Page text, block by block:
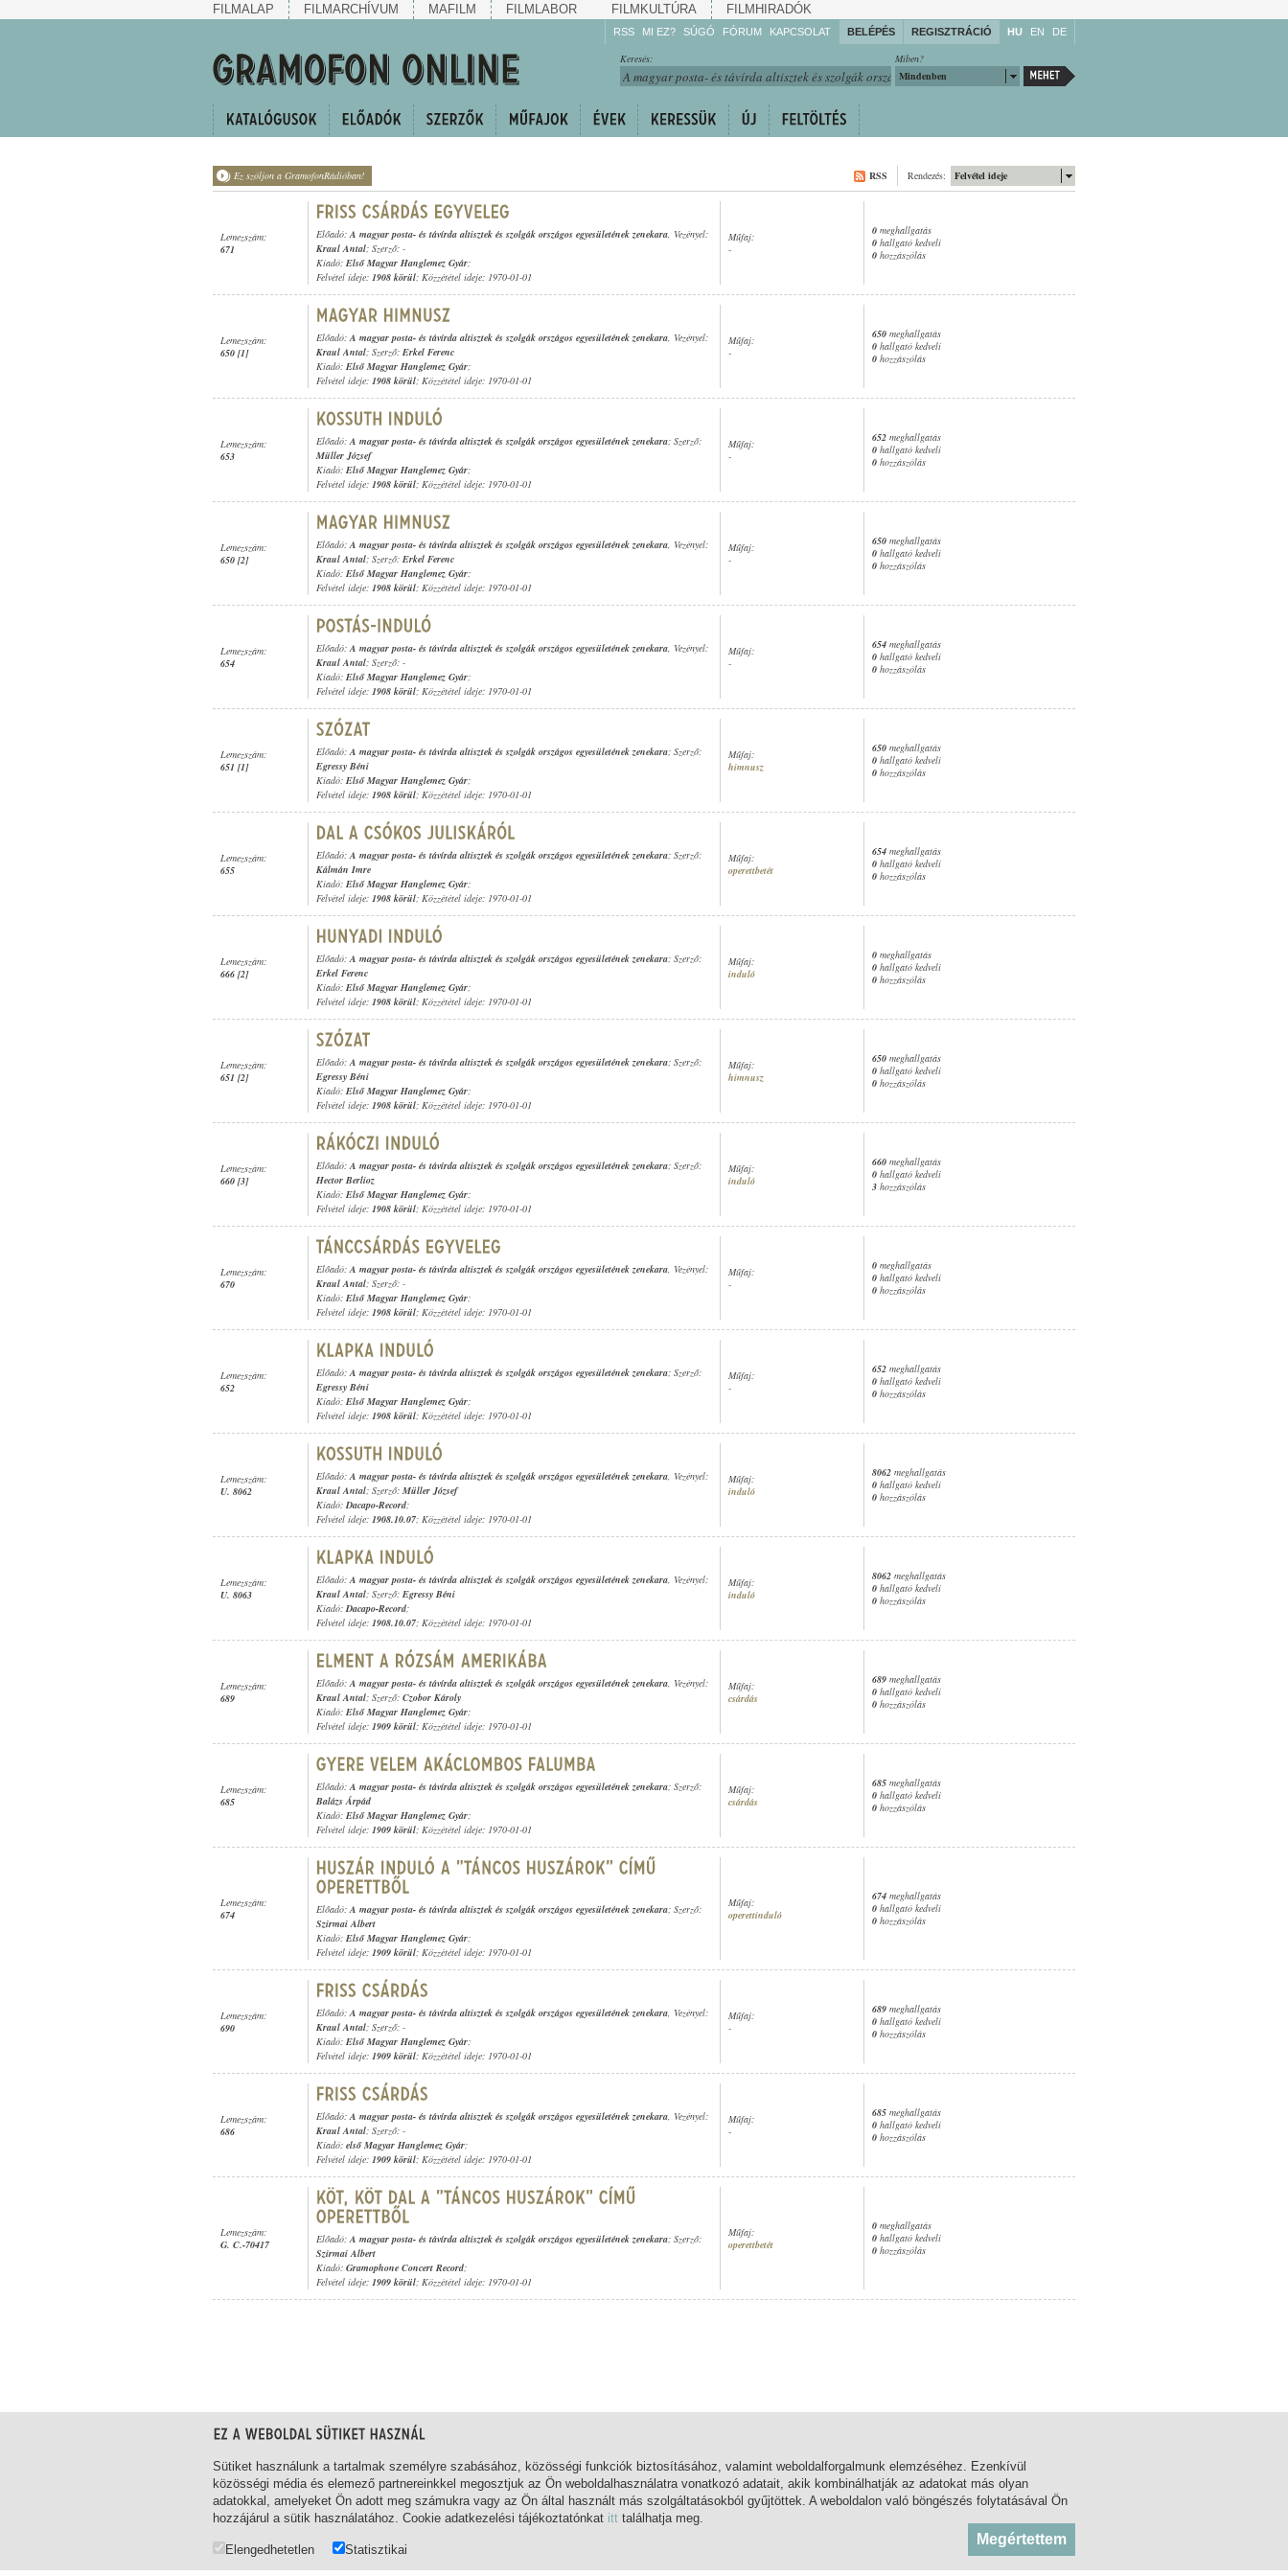
FILMALAP FILMARCHÍVUM MAFILM FILMLABOR FILMKULTÚRA FILMHIRADÓK
RSS MI EZ? SÚGÓ
Gyarapítsa!
Kövesse!
FÓRUM KAPCSOLAT BELÉPÉS REGISZTRÁCIÓ HU EN DE
Miben?
Mindenben
Keresés:
Ez szóljon a GramofonRádióban! Felvétel ideje
Rendezés:
RSS
Lemezszám:
671
Előadó:A magyar posta- és távírda altisztek és szolgák országos egyesületének zenekara, Vezényel:
Kraul Antal; Szerző: -
Kiadó: Első Magyar Hanglemez Gyár;
Felvétel ideje: 1908 körül; Közzététel ideje: 1970-01-01
Műfaj:
-
0 meghallgatás
0 hallgató kedveli
0 hozzászólás
Lemezszám:
650 [1]
Előadó:A magyar posta- és távírda altisztek és szolgák országos egyesületének zenekara, Vezényel:
Kraul Antal; Szerző: Erkel Ferenc
Kiadó: Első Magyar Hanglemez Gyár;
Felvétel ideje: 1908 körül; Közzététel ideje: 1970-01-01
Műfaj:
-
650 meghallgatás
0 hallgató kedveli
0 hozzászólás
Lemezszám:
653
Előadó:A magyar posta- és távírda altisztek és szolgák országos egyesületének zenekara; Szerző:
Müller József
Kiadó: Első Magyar Hanglemez Gyár;
Felvétel ideje: 1908 körül; Közzététel ideje: 1970-01-01
Műfaj:
-
652 meghallgatás
0 hallgató kedveli
0 hozzászólás
Lemezszám:
650 [2]
Előadó:A magyar posta- és távírda altisztek és szolgák országos egyesületének zenekara, Vezényel:
Kraul Antal; Szerző: Erkel Ferenc
Kiadó: Első Magyar Hanglemez Gyár;
Felvétel ideje: 1908 körül; Közzététel ideje: 1970-01-01
Műfaj:
-
650 meghallgatás
0 hallgató kedveli
0 hozzászólás
Lemezszám:
654
Előadó:A magyar posta- és távírda altisztek és szolgák országos egyesületének zenekara, Vezényel:
Kraul Antal; Szerző: -
Kiadó: Első Magyar Hanglemez Gyár;
Felvétel ideje: 1908 körül; Közzététel ideje: 1970-01-01
Műfaj:
-
654 meghallgatás
0 hallgató kedveli
0 hozzászólás
Lemezszám:
651 [1]
Előadó:A magyar posta- és távírda altisztek és szolgák országos egyesületének zenekara; Szerző:
Egressy Béni
Kiadó: Első Magyar Hanglemez Gyár;
Felvétel ideje: 1908 körül; Közzététel ideje: 1970-01-01
Műfaj:
himnusz
650 meghallgatás
0 hallgató kedveli
0 hozzászólás
Lemezszám:
655
Előadó:A magyar posta- és távírda altisztek és szolgák országos egyesületének zenekara; Szerző:
Kálmán Imre
Kiadó: Első Magyar Hanglemez Gyár;
Felvétel ideje: 1908 körül; Közzététel ideje: 1970-01-01
Műfaj:
operettbetét
654 meghallgatás
0 hallgató kedveli
0 hozzászólás
Lemezszám:
666 [2]
Előadó:A magyar posta- és távírda altisztek és szolgák országos egyesületének zenekara; Szerző:
Erkel Ferenc
Kiadó: Első Magyar Hanglemez Gyár;
Felvétel ideje: 1908 körül; Közzététel ideje: 1970-01-01
Műfaj:
induló
0 meghallgatás
0 hallgató kedveli
0 hozzászólás
Lemezszám:
651 [2]
Előadó:A magyar posta- és távírda altisztek és szolgák országos egyesületének zenekara; Szerző:
Egressy Béni
Kiadó: Első Magyar Hanglemez Gyár;
Felvétel ideje: 1908 körül; Közzététel ideje: 1970-01-01
Műfaj:
himnusz
650 meghallgatás
0 hallgató kedveli
0 hozzászólás
Lemezszám:
660 [3]
Előadó:A magyar posta- és távírda altisztek és szolgák országos egyesületének zenekara; Szerző:
Hector Berlioz
Kiadó: Első Magyar Hanglemez Gyár;
Felvétel ideje: 1908 körül; Közzététel ideje: 1970-01-01
Műfaj:
induló
660 meghallgatás
0 hallgató kedveli
3 hozzászólás
Lemezszám:
670
Előadó:A magyar posta- és távírda altisztek és szolgák országos egyesületének zenekara, Vezényel:
Kraul Antal; Szerző: -
Kiadó: Első Magyar Hanglemez Gyár;
Felvétel ideje: 1908 körül; Közzététel ideje: 1970-01-01
Műfaj:
-
0 meghallgatás
0 hallgató kedveli
0 hozzászólás
Lemezszám:
652
Előadó:A magyar posta- és távírda altisztek és szolgák országos egyesületének zenekara; Szerző:
Egressy Béni
Kiadó: Első Magyar Hanglemez Gyár;
Felvétel ideje: 1908 körül; Közzététel ideje: 1970-01-01
Műfaj:
-
652 meghallgatás
0 hallgató kedveli
0 hozzászólás
Lemezszám:
U. 8062
Előadó:A magyar posta- és távírda altisztek és szolgák országos egyesületének zenekara, Vezényel:
Kraul Antal; Szerző: Müller József
Kiadó:Dacapo-Record;
Felvétel ideje: 1908.10.07; Közzététel ideje: 1970-01-01
Műfaj:
induló
8062 meghallgatás
0 hallgató kedveli
0 hozzászólás
Lemezszám:
U. 8063
Előadó:A magyar posta- és távírda altisztek és szolgák országos egyesületének zenekara, Vezényel:
Kraul Antal; Szerző: Egressy Béni
Kiadó:Dacapo-Record;
Felvétel ideje: 1908.10.07; Közzététel ideje: 1970-01-01
Műfaj:
induló
8062 meghallgatás
0 hallgató kedveli
0 hozzászólás
Lemezszám:
689
Előadó:A magyar posta- és távírda altisztek és szolgák országos egyesületének zenekara, Vezényel:
Kraul Antal; Szerző: Czobor Károly
Kiadó: Első Magyar Hanglemez Gyár;
Felvétel ideje: 1909 körül; Közzététel ideje: 1970-01-01
Műfaj:
csárdás
689 meghallgatás
0 hallgató kedveli
0 hozzászólás
Lemezszám:
685
Előadó:A magyar posta- és távírda altisztek és szolgák országos egyesületének zenekara; Szerző:
Balázs Árpád
Kiadó: Első Magyar Hanglemez Gyár;
Felvétel ideje: 1909 körül; Közzététel ideje: 1970-01-01
Műfaj:
csárdás
685 meghallgatás
0 hallgató kedveli
0 hozzászólás
Lemezszám:
674
Előadó:A magyar posta- és távírda altisztek és szolgák országos egyesületének zenekara; Szerző:
Szirmai Albert
Kiadó: Első Magyar Hanglemez Gyár;
Felvétel ideje: 1909 körül; Közzététel ideje: 1970-01-01
Műfaj:
operettinduló
674 meghallgatás
0 hallgató kedveli
0 hozzászólás
Lemezszám:
690
Előadó:A magyar posta- és távírda altisztek és szolgák országos egyesületének zenekara, Vezényel:
Kraul Antal; Szerző: -
Kiadó: Első Magyar Hanglemez Gyár;
Felvétel ideje: 1909 körül; Közzététel ideje: 1970-01-01
Műfaj:
-
689 meghallgatás
0 hallgató kedveli
0 hozzászólás
Lemezszám:
686
Előadó:A magyar posta- és távírda altisztek és szolgák országos egyesületének zenekara, Vezényel:
Kraul Antal; Szerző: -
Kiadó: első Magyar Hanglemez Gyár;
Felvétel ideje: 1909 körül; Közzététel ideje: 1970-01-01
Műfaj:
-
685 meghallgatás
0 hallgató kedveli
0 hozzászólás
Lemezszám:
G. C.-70417
Előadó:A magyar posta- és távírda altisztek és szolgák országos egyesületének zenekara; Szerző:
Szirmai Albert
Kiadó: Gramophone Concert Record;
Felvétel ideje: 1909 körül; Közzététel ideje: 1970-01-01
Műfaj:
operettbetét
0 meghallgatás
0 hallgató kedveli
0 hozzászólás
1-20/ összesen 33 találat 1. oldal
Sütiket használunk a tartalmak személyre szabásához, közösségi funkciók biztosításához, valamint weboldalforgalmunk elemzéséhez. Ezenkívül
közösségi média és elemező partnereinkkel megosztjuk az Ön weboldalhasználatra vonatkozó adatait, akik kombinálhatják az adatokat más olyan
adatokkal, amelyeket Ön adott meg számukra vagy az Ön által használt más szolgáltatásokból gyűjtöttek. A weboldalon való böngészés folytatásával Ön
hozzájárul a sütik használatához. Cookie adatkezelési tájékoztatónkat itt találhatja meg.
Elengedhetetlen Statisztikai
Megértettem
KÖZADATTÁR
MSZH